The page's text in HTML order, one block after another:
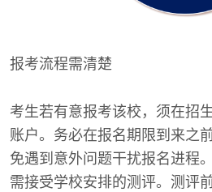
报考流程需清楚
考生若有意报考该校，须在招
账户。务必在报名期限到来之
免遇到意外问题干扰报名进程
需接受学校安排的测评。测评